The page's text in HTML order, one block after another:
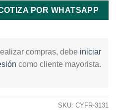
POR WHATSAPP
compras, debe iniciar
como cliente mayorista.
SKU: CYFR-3131